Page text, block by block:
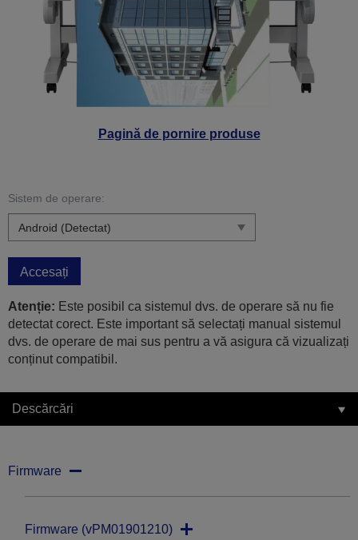
Pagină de pornire produse
Sistem de operare:
Accesați
Atenție: Este posibil ca sistemul dvs. de operare să nu fie
detectat corect. Este important să selectați manual sistemul
dvs. de operare de mai sus pentru a vă asigura că vizualizați
conținut compatibil.
Descărcări
Firmware
Firmware (vPM01901210)